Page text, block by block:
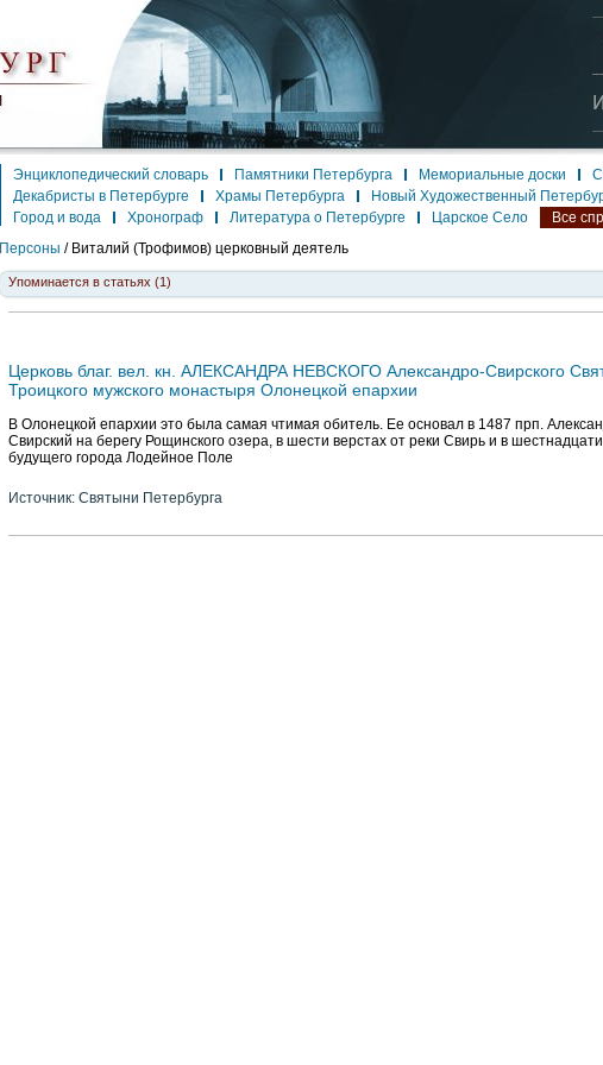
Энциклопедический словарь Памятники Петербурга Мемориальные доски
Декабристы в Петербурге
Храмы Петербурга Новый Художественный
Город и вода
Хронограф Литература о Петербурге Царское Село
Все
Персоны / Виталий (Трофимов) церковный деятель
Упоминается в статьях (1)
Церковь благ. вел. кн. АЛЕКСАНДРА НЕВСКОГО Александро-Свирского
Троицкого мужского монастыря Олонецкой епархии
В Олонецкой епархии это была самая чтимая обитель. Ее основал в 1487 прп.
Свирский на берегу Рощинского озера, в шести верстах от реки Свирь и в
будущего города Лодейное Поле
Источник: Святыни Петербурга